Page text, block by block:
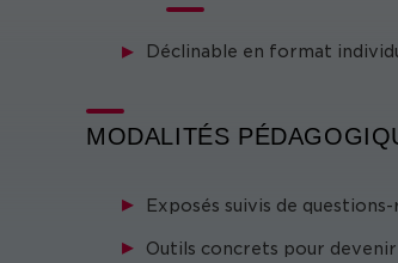
Déclinable en format
MODALITÉS
Exposés suivis de
Outils concrets pour